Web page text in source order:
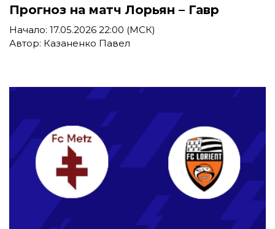
Прогноз на матч Лорьян – Гавр
Начало: 17.05.2026 22:00 (МСК)
Автор: Казаненко Павел